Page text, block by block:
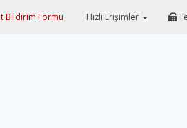
Bildirim Formu Hızlı Erişimler